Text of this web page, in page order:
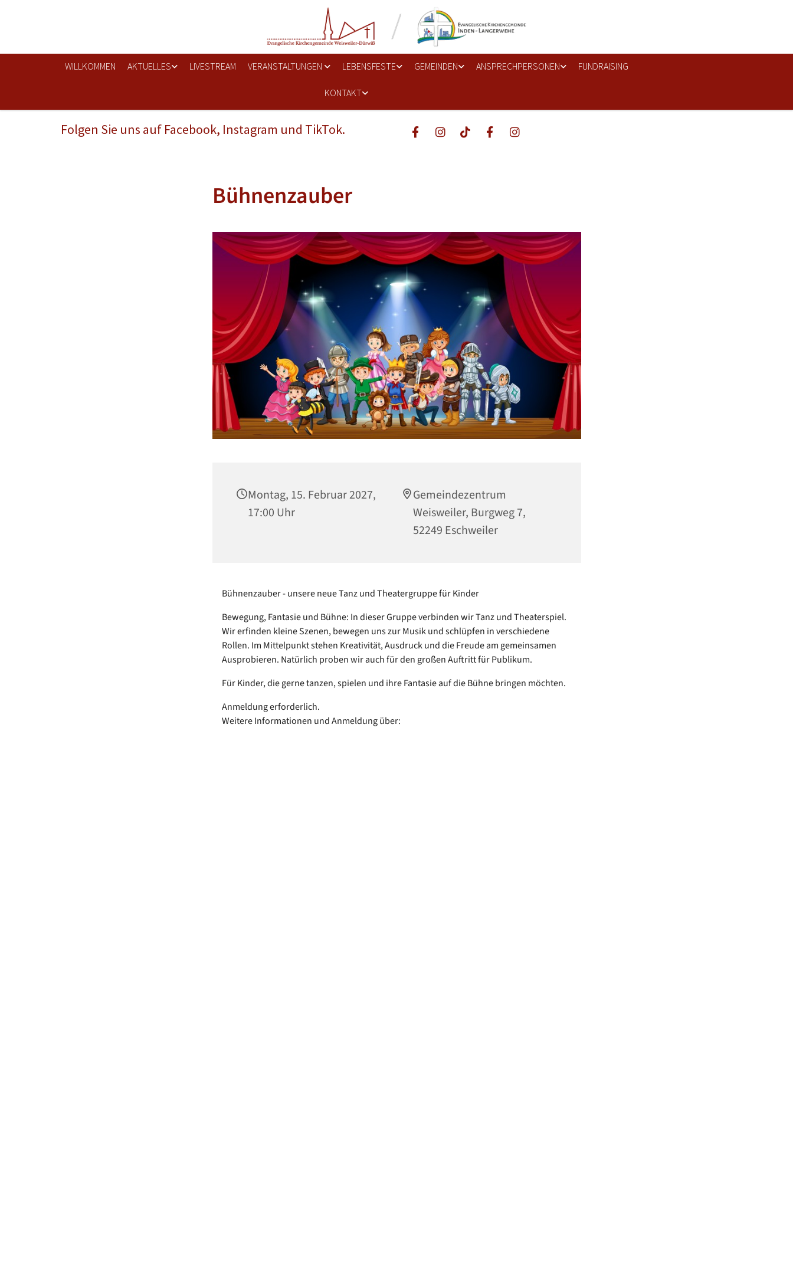
WILLKOMMEN AKTUELLES LIVESTREAM VERANSTALTUNGEN LEBENSFESTE GEMEINDEN ANSPRECHPERSONEN FUNDRAISING
KONTAKT
Folgen Sie uns auf Facebook, Instagram und TikTok.
Bühnenzauber
Montag, 15. Februar 2027,
17:00 Uhr
Gemeindezentrum
Weisweiler, Burgweg 7,
52249 Eschweiler
Bühnenzauber - unsere neue Tanz und Theatergruppe für Kinder
Bewegung, Fantasie und Bühne: In dieser Gruppe verbinden wir Tanz und Theaterspiel.
Wir erfinden kleine Szenen, bewegen uns zur Musik und schlüpfen in verschiedene
Rollen. Im Mittelpunkt stehen Kreativität, Ausdruck und die Freude am gemeinsamen
Ausprobieren. Natürlich proben wir auch für den großen Auftritt für Publikum.
Für Kinder, die gerne tanzen, spielen und ihre Fantasie auf die Bühne bringen möchten.
Anmeldung erforderlich.
Weitere Informationen und Anmeldung über: